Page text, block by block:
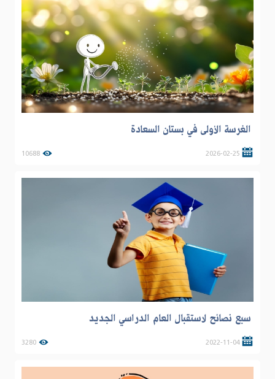
الغرسة الأولى في بستان السعادة
2026-02-25
10688
سبع نصائح لاستقبال العام الدراسي الجديد
2022-11-04
3280